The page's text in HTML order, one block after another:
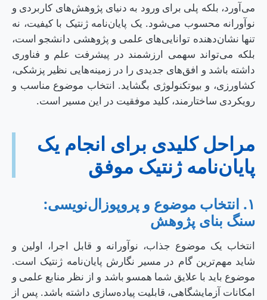
می‌آورد، بلکه پلی برای ورود به دنیای پژوهش‌های کاربردی و
نوآورانه محسوب می‌شود. یک پایان‌نامه ژنتیک با کیفیت، نه
تنها نشان‌دهنده توانایی‌های علمی و پژوهشی دانشجو است،
بلکه می‌تواند سهمی ارزشمند در پیشرفت علم و فناوری
داشته باشد و افق‌های جدیدی را در زمینه‌هایی نظیر پزشکی،
کشاورزی، و بیوتکنولوژی بگشاید. انتخاب موضوع مناسب و
رویکردی ساختارمند، کلید موفقیت در این مسیر است.
مراحل کلیدی برای انجام یک
پایان‌نامه ژنتیک موفق
۱. انتخاب موضوع و پروپوزال‌نویسی:
سنگ بنای پژوهش
انتخاب یک موضوع جذاب، نوآورانه و قابل اجرا، اولین و
شاید مهم‌ترین گام در مسیر نگارش پایان‌نامه ژنتیک است.
موضوع باید با علایق شما همسو باشد و از نظر منابع علمی و
امکانات آزمایشگاهی، قابلیت پیاده‌سازی داشته باشد. پس از